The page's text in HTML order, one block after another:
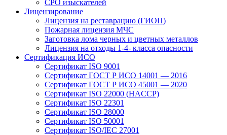
СРО изыскателей
Лицензирование
Лицензия на реставрацию (ГИОП)
Пожарная лицензия МЧС
Заготовка лома черных и цветных металлов
Лицензия на отходы 1-4- класса опасности
Сертификация ИСО
Сертификат ISO 9001
Сертификат ГОСТ Р ИСО 14001 — 2016
Сертификат ГОСТ Р ИСО 45001 — 2020
Сертификат ISO 22000 (HACCP)
Сертификат ISO 22301
Сертификат ISO 28000
Сертификат ISO 50001
Сертификат ISO/IEC 27001